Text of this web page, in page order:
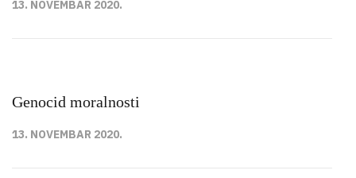
13. NOVEMBAR 2020.
Genocid moralnosti
13. NOVEMBAR 2020.